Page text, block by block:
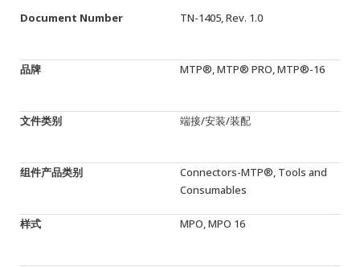
工作机会
新闻稿
订阅
Document Number TN-1405, Rev. 1.0
品牌 MTP®, MTP® PRO, MTP®-16
文件类别 端接/安装/装配
组件产品类别
Connectors-MTP®, Tools and
Consumables
样式 MPO, MPO 16